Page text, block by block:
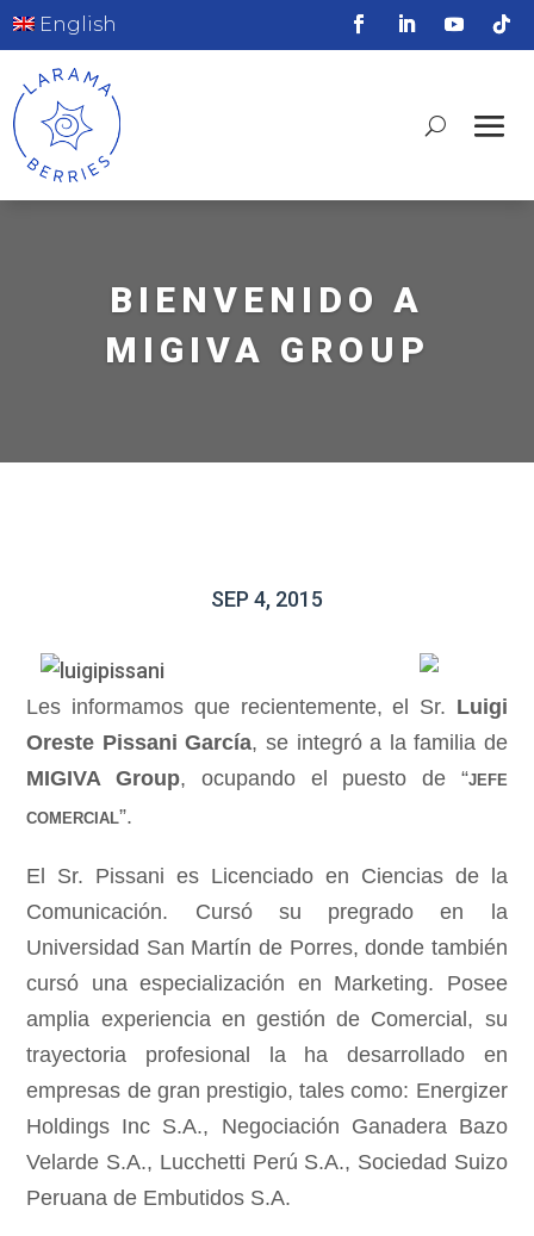
English
BIENVENIDO A
MIGIVA GROUP
SEP 4, 2015
Les informamos que recientemente, el Sr. Luigi
Oreste Pissani García, se integró a la familia de
MIGIVA Group, ocupando el puesto de “JEFE
COMERCIAL”.
El Sr. Pissani es Licenciado en Ciencias de la
Comunicación. Cursó su pregrado en la
Universidad San Martín de Porres, donde también
cursó una especialización en Marketing. Posee
amplia experiencia en gestión de Comercial, su
trayectoria profesional la ha desarrollado en
empresas de gran prestigio, tales como: Energizer
Holdings Inc S.A., Negociación Ganadera Bazo
Velarde S.A., Lucchetti Perú S.A., Sociedad Suizo
Peruana de Embutidos S.A.